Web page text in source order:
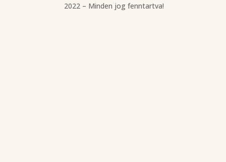
2022 – Minden jog fenntartva!